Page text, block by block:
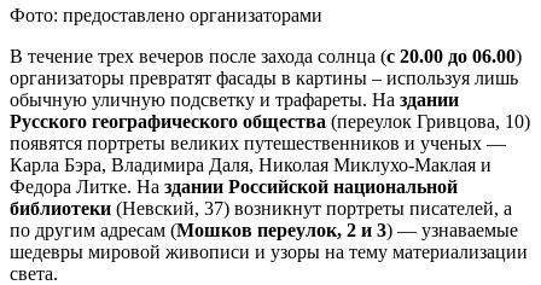
Фото: предоставлено организаторами
В течение трех вечеров после захода солнца (с 20.00 до 06.00)
организаторы превратят фасады в картины – используя лишь
обычную уличную подсветку и трафареты. На здании
Русского географического общества (переулок Гривцова, 10)
появятся портреты великих путешественников и ученых —
Карла Бэра, Владимира Даля, Николая Миклухо-Маклая и
Федора Литке. На здании Российской национальной
библиотеки (Невский, 37) возникнут портреты писателей, а
по другим адресам (Мошков переулок, 2 и 3) — узнаваемые
шедевры мировой живописи и узоры на тему материализации
света.